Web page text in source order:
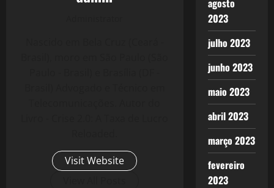
Visit Website
agosto
2023
julho 2023
junho 2023
maio 2023
abril 2023
março 2023
fevereiro
2023